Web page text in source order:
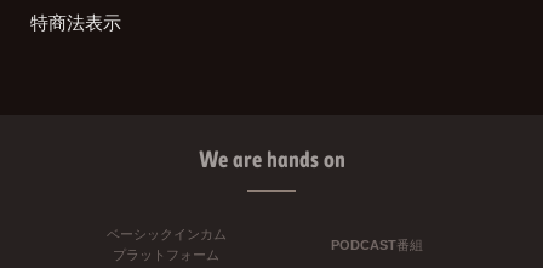
特商法表示
We are hands on
ベーシックインカム
プラットフォーム
PODCAST番組